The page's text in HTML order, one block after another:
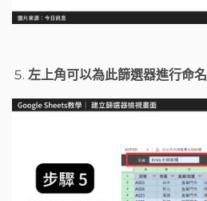
左上角可以為此篩選器進行命名